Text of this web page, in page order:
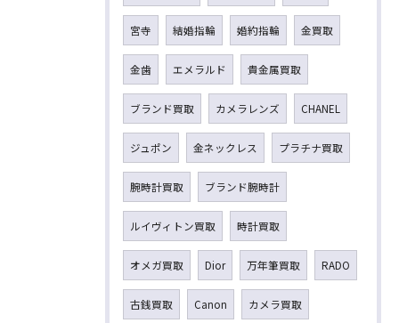
宮寺 結婚指輪 婚約指輪 金買取
金歯 エメラルド 貴金属買取
ブランド買取 カメラレンズ CHANEL
ジュポン 金ネックレス プラチナ買取
腕時計買取 ブランド腕時計
ルイヴィトン買取 時計買取
オメガ買取 Dior 万年筆買取 RADO
古銭買取 Canon カメラ買取